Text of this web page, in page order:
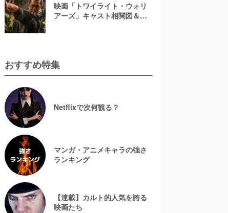
映画「トワイライト・ウォリ
アーズ」キャスト相関図＆登
おすすめ特集
Netflixで次何観る？
マンガ・アニメキャラの強さ
ランキング
【連載】カルト的人気を誇る
映画たち